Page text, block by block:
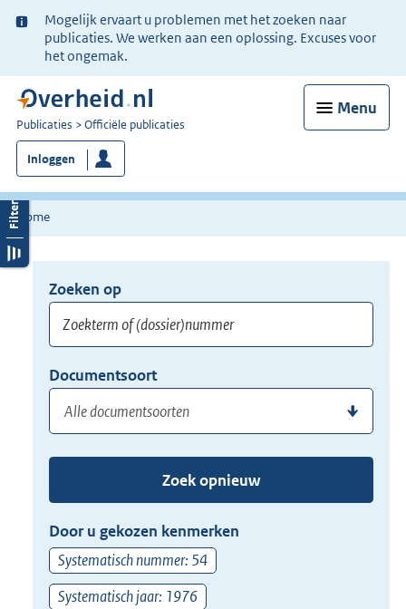
Ter
informatie:
Mogelijk ervaart u problemen met het zoeken naar
publicaties. We werken aan een oplossing. Excuses voor
het ongemak.
Menu
U
bent
nu
hier:
Publicaties Officiële publicaties
Inloggen
Home
Opnieuw
zoeken:
Zoeken op
of
(dossier)nummer
hier
uw
zoekterm
of
(dossier)nummer
in
Documentsoort
of
de
pijl
beneden
toets
Zoek opnieuw
Door u gekozen kenmerken
Systematisch nummer: 54
Systematisch jaar: 1976